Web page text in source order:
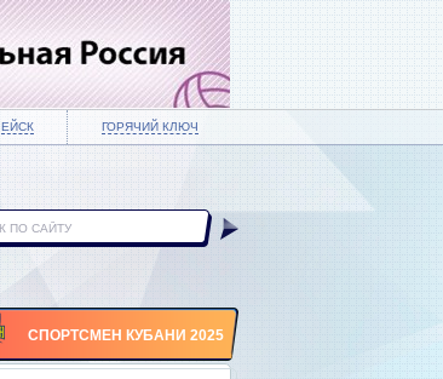
ЕЙСК ГОРЯЧИЙ КЛЮЧ
СПОРТСМЕН КУБАНИ 2025